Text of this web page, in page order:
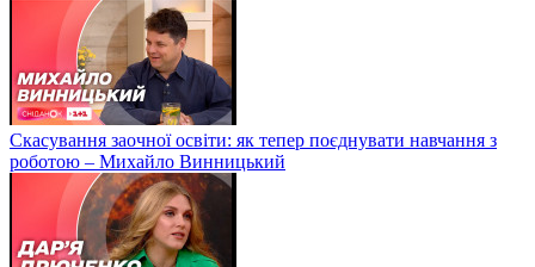
Скасування заочної освіти: як тепер поєднувати навчання з
роботою – Михайло Винницький